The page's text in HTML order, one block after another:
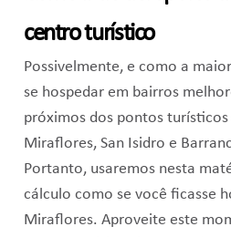
centro turístico
Possivelmente, e como a
se hospedar em bairros
próximos dos pontos turísticos
Miraflores, San Isidro e
Portanto, usaremos nesta
cálculo como se você ficasse
Miraflores. Aproveite este